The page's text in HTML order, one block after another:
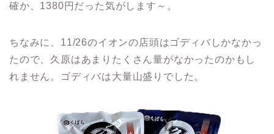
確か、1380円だった気がします～。
ちなみに、11/26のイオンの店頭はゴディバしかなかっ
たので、久原はあまりたくさん量がなかったのかもし
れません。ゴディバは大量山盛りでした。